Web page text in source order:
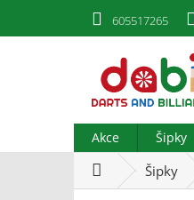
605517265
Akce Šipky
DomůŠipky